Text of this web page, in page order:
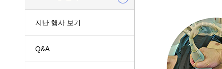
지난 행사 보기
Q&A